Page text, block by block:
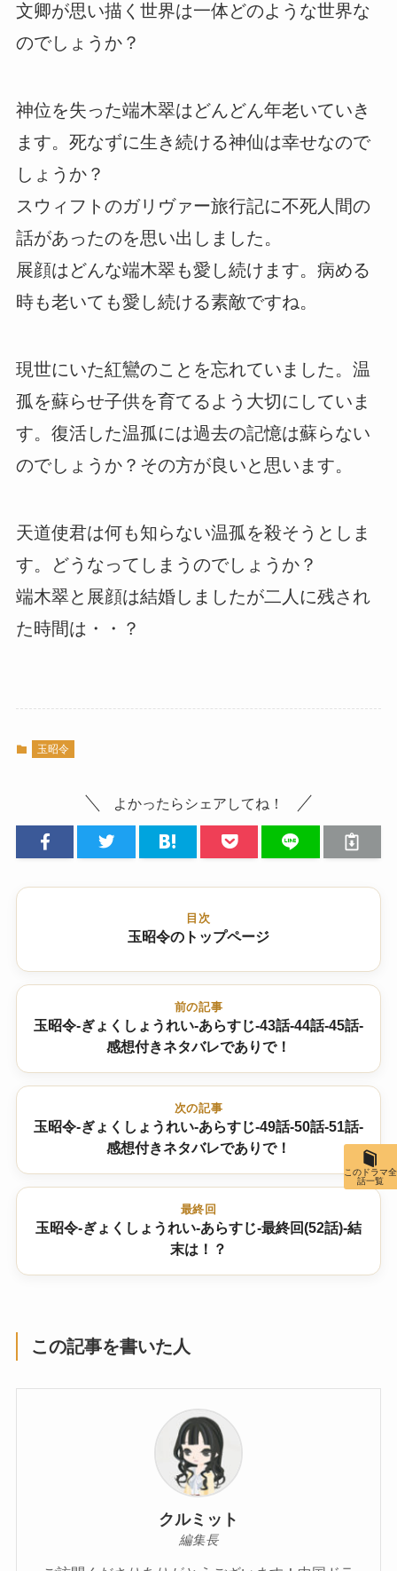
文卿が思い描く世界は一体どのような世界な
のでしょうか？
神位を失った端木翠はどんどん年老いていき
ます。死なずに生き続ける神仙は幸せなので
しょうか？
スウィフトのガリヴァー旅行記に不死人間の
話があったのを思い出しました。
展顔はどんな端木翠も愛し続けます。病める
時も老いても愛し続ける素敵ですね。
現世にいた紅鸞のことを忘れていました。温
孤を蘇らせ子供を育てるよう大切にしていま
す。復活した温孤には過去の記憶は蘇らない
のでしょうか？その方が良いと思います。
天道使君は何も知らない温孤を殺そうとしま
す。どうなってしまうのでしょうか？
端木翠と展顔は結婚しましたが二人に残され
た時間は・・？
玉昭令
よかったらシェアしてね！
目次
玉昭令のトップページ
前の記事
玉昭令-ぎょくしょうれい-あらすじ-43話-44話-45話-
感想付きネタバレでありで！
次の記事
玉昭令-ぎょくしょうれい-あらすじ-49話-50話-51話-
感想付きネタバレでありで！
最終回
玉昭令-ぎょくしょうれい-あらすじ-最終回(52話)-結
末は！？
この記事を書いた人
クルミット
編集長
このドラマ全
話一覧